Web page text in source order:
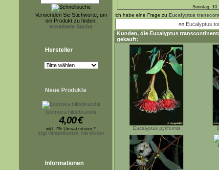
Verwenden Sie Stichworte, um
ein Produkt zu finden.
erweiterte Suche
Hersteller
Neue Produkte
Ipomoea hildebrandtii
4,00€
inkl. 7% Umsatzsteuer *
zzgl.Versandkosten, hier klicken
Informationen
Sonntag,
Ich habe eine Frage zu Eucalyptus
«« Eucalyptus
Kunden, die Eucalyptus
gekauft:
Eucalyptus pyriformis